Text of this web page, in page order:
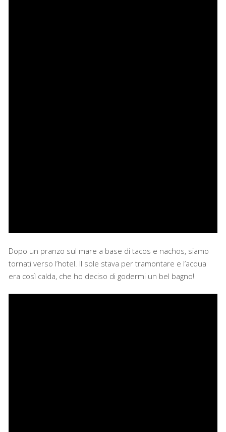
Dopo un pranzo sul mare a base di tacos e nachos, siamo
tornati verso l’hotel. Il sole stava per tramontare e l’acqua
era così calda, che ho deciso di godermi un bel bagno!